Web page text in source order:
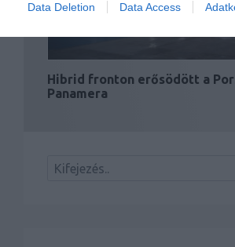
Data Deletion Data Access
Hibrid fronton erősödött a
Panamera